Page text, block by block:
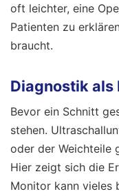
oft leichter, eine
Patienten zu
braucht.
Diagnostik als
Bevor ein Schnitt
stehen.
oder der Weichteile
Hier zeigt sich die
Monitor kann vieles